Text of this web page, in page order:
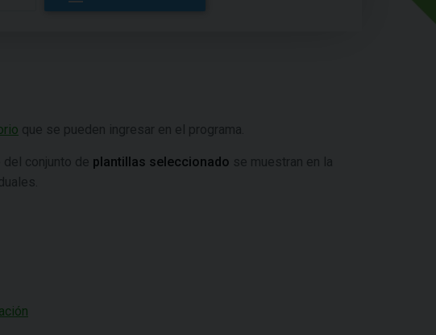
que se pueden ingresar en el programa.
conjunto de plantillas seleccionado se muestran en la